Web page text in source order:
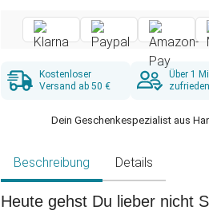
Kostenloser
Versand ab 50 €
Über 1
Dein Geschenkespezialist aus
Beschreibung Details
Heute gehst Du lieber nicht